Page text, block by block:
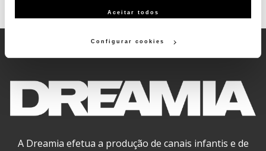
publicidade personalizada). Pode gerir a utilização dos
Aceitar todos
Configurar cookies
A Dreamia efetua a produção de canais infantis e de